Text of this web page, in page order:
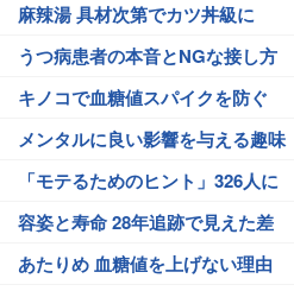
麻辣湯 具材次第でカツ丼級に
うつ病患者の本音とNGな接し方
キノコで血糖値スパイクを防ぐ
メンタルに良い影響を与える趣味
「モテるためのヒント」326人に
容姿と寿命 28年追跡で見えた差
あたりめ 血糖値を上げない理由